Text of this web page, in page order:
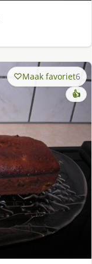
Maak favoriet6
👍